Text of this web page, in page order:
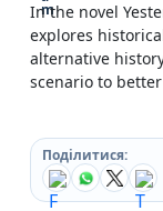
In the novel
explores
alternative
scenario to
Поділитися: